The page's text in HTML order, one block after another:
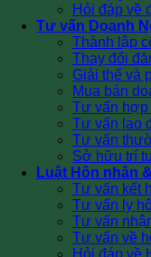
Hỏi đáp về
Tư vấn Doanh
Thành lập
Thay đổi
Giải thể và
Mua bán
Tư vấn hợp
Tư vấn lao
Tư vấn
Sở hữu trí
Luật Hôn nhân
Tư vấn kết
Tư vấn ly
Tư vấn
Tư vấn về
Hỏi đáp về